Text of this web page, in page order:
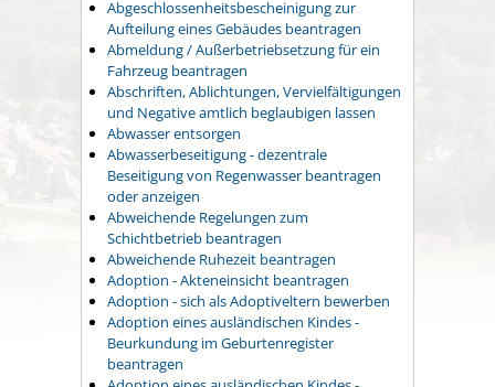
Abgeschlossenheitsbescheinigung zur
Aufteilung eines Gebäudes beantragen
Abmeldung / Außerbetriebsetzung für ein
Fahrzeug beantragen
Abschriften, Ablichtungen, Vervielfältigungen
und Negative amtlich beglaubigen lassen
Abwasser entsorgen
Abwasserbeseitigung - dezentrale
Beseitigung von Regenwasser beantragen
oder anzeigen
Abweichende Regelungen zum
Schichtbetrieb beantragen
Abweichende Ruhezeit beantragen
Adoption - Akteneinsicht beantragen
Adoption - sich als Adoptiveltern bewerben
Adoption eines ausländischen Kindes -
Beurkundung im Geburtenregister
beantragen